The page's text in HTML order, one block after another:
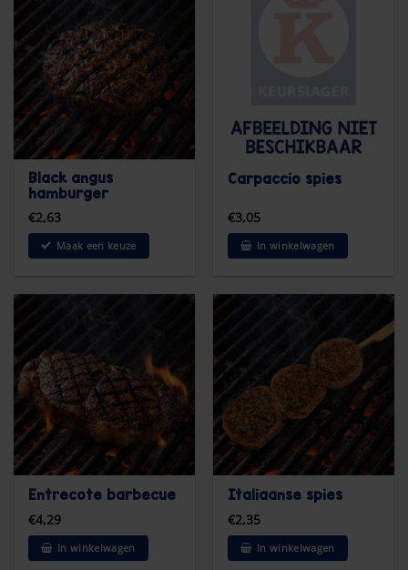
Black angus
hamburger
€2,63
Maak een keuze
Carpaccio spies
€3,05
In winkelwagen
Entrecote barbecue
€4,29
In winkelwagen
Italiaanse spies
€2,35
In winkelwagen